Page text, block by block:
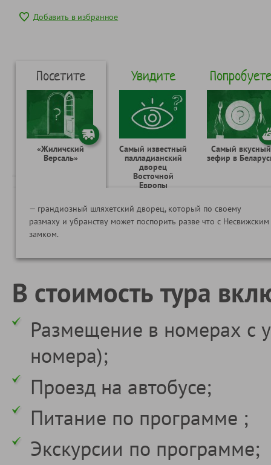
Добавить в избранное
Посетите
«Жиличский
Версаль»
Увидите
Самый известный
палладианский
дворец
Восточной
Европы
Попробуете
Самый вкусный
зефир в
— грандиозный шляхетский дворец, который по своему
размаху и убранству может поспорить разве что с Несвижским
замком.
В стоимость тура
Размещение в номерах с
номера);
Проезд на автобусе;
Питание по программе ;
Экскурсии по программе;